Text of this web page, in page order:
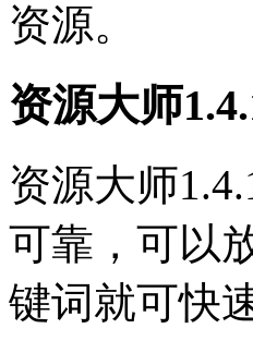
资源。
资源大师
资源大师
可靠，可以
键词就可快